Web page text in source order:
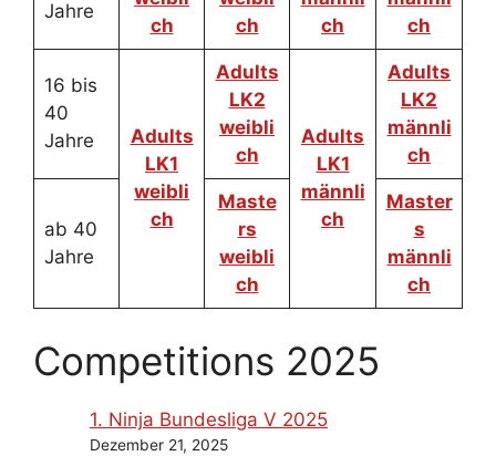
Jahre
ch
ch
ch
ch
16 bis
40
Jahre
Adults
LK1
weibli
ch
Adults
LK2
weibli
ch
Adults
LK1
männli
ch
Adults
LK2
männli
ch
ab 40
Jahre
Maste
rs
weibli
ch
Master
s
männli
ch
Competitions 2025
1. Ninja Bundesliga V 2025
Dezember 21, 2025